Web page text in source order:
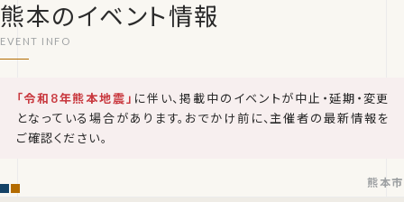
熊本のイベント情報
「令和8年熊本地震」 に伴い、掲載中のイベントが中止・延期・変更
となっている場合があります。おでかけ前に、主催者の最新情報を
ご確認ください。
熊本市